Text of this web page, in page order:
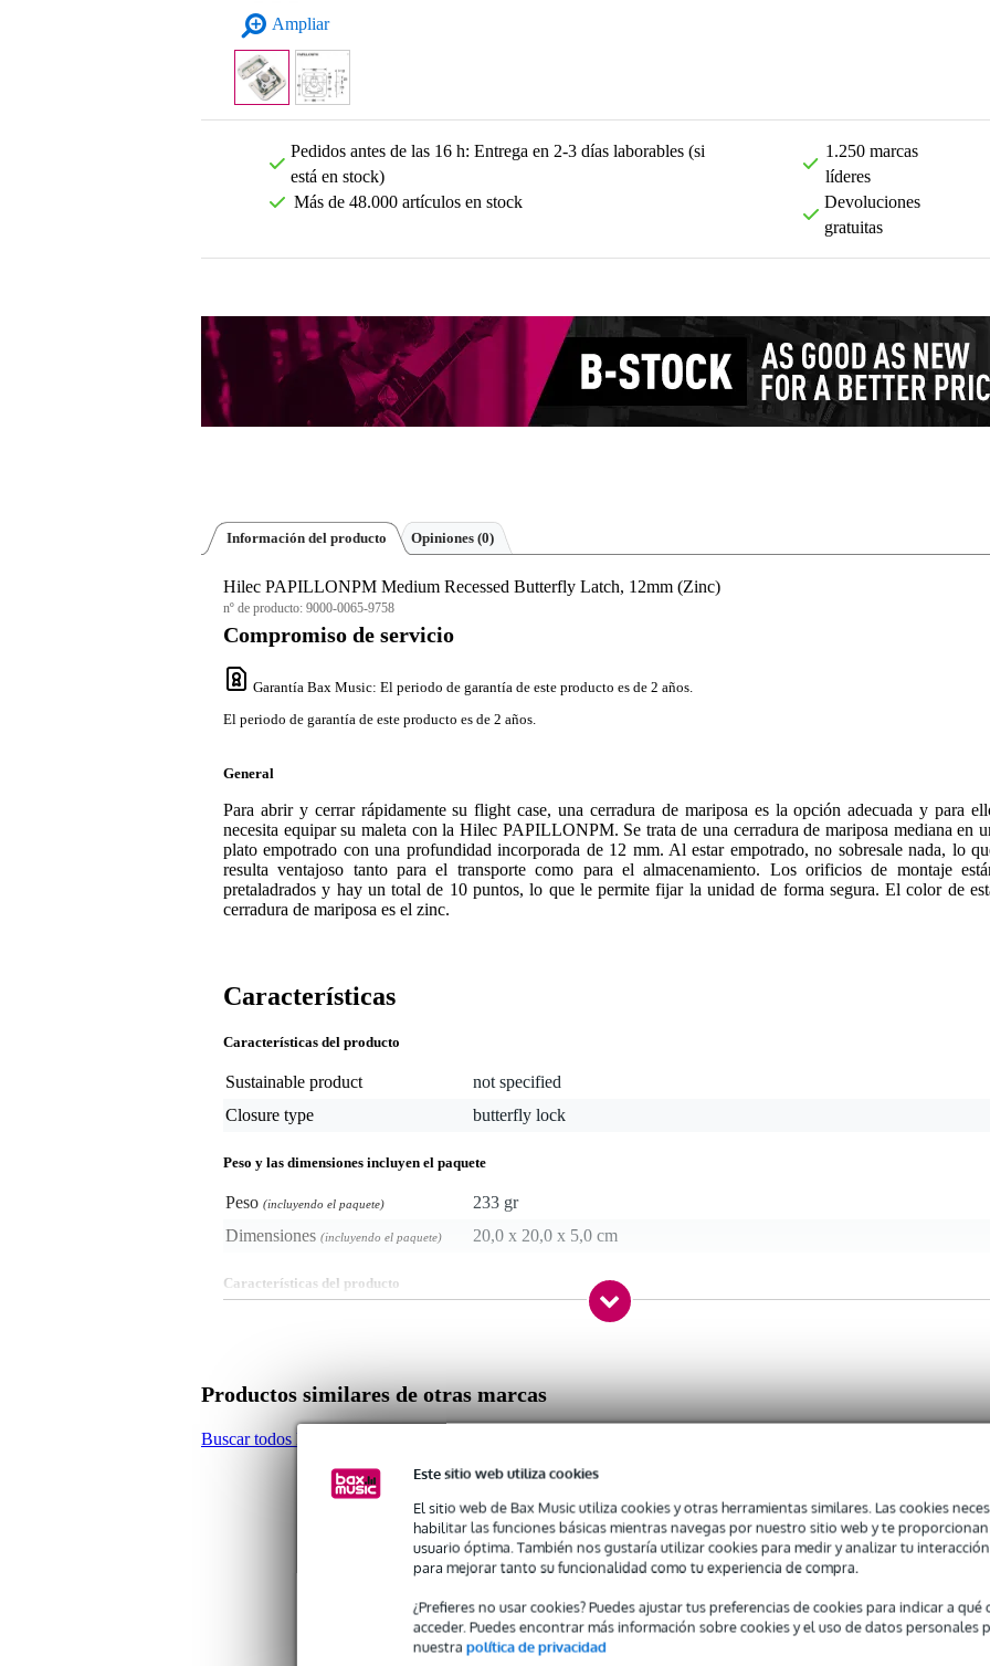
Este sitio web utiliza cookies
El sitio web de Bax Music utiliza cookies y otras herramientas similares. Las cookies
habilitar las funciones básicas mientras navegas por nuestro sitio web y te
usuario óptima. También nos gustaría utilizar cookies para medir y analizar tu
para mejorar tanto su funcionalidad como tu experiencia de compra.
¿Prefieres no usar cookies? Puedes ajustar tus preferencias de cookies para indicar a
acceder. Puedes encontrar más información sobre cookies y el uso de datos personales
nuestra política de privacidad
Ampliar
Pedidos antes de las 16 h: Entrega en 2-3 días laborables (si
está en stock)
Más de 48.000 artículos en stock
1.250 marcas
líderes
Devoluciones
gratuitas
Información del producto Opiniones (0)
Hilec PAPILLONPM Medium Recessed Butterfly Latch, 12mm (Zinc)
nº de producto: 9000-0065-9758
Compromiso de servicio
Garantía Bax Music: El periodo de garantía de este producto es de 2 años.
El periodo de garantía de este producto es de 2 años.
General
Para abrir y cerrar rápidamente su flight case, una cerradura de mariposa es la opción adecuada y para
necesita equipar su maleta con la Hilec PAPILLONPM. Se trata de una cerradura de mariposa mediana en
plato empotrado con una profundidad incorporada de 12 mm. Al estar empotrado, no sobresale nada, lo
resulta ventajoso tanto para el transporte como para el almacenamiento. Los orificios de montaje
pretaladrados y hay un total de 10 puntos, lo que le permite fijar la unidad de forma segura. El color de
cerradura de mariposa es el zinc.
Características
Características del producto
Sustainable product
not specified
Closure type
butterfly lock
Peso y las dimensiones incluyen el paquete
Peso (incluyendo el paquete)
233 gr
Dimensiones (incluyendo el paquete) 20,0 x 20,0 x 5,0 cm
Características del producto
dimensiones: 102 x 105 x 12 mm (LxAxA)
peso: 0,233 kg
color: zinc
Productos similares de otras marcas
Buscar todos los productos en la categoría Cierres para flight cases